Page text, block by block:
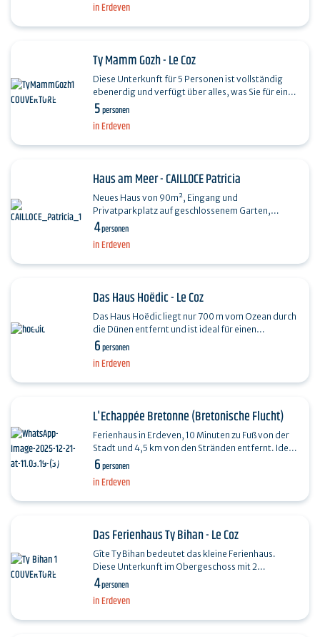
in Erdeven
in Erdeven
Ty Mamm Gozh - Le Coz
Diese Unterkunft für 5 Personen ist vollständig
ebenerdig und verfügt über alles, was Sie für einen
angenehmen und erholsamen Aufenthalt…
5personen
in Erdeven
Haus am Meer - CAILLOCE Patricia
Neues Haus von 90m², Eingang und
Privatparkplatz auf geschlossenem Garten,
Blumen, nicht zu übersehen. Wohnraum mit
direktem Zugang zur Südterrasse.…
4personen
in Erdeven
Das Haus Hoëdic - Le Coz
Das Haus Hoëdic liegt nur 700 m vom Ozean durch
die Dünen entfernt und ist ideal für einen
Aufenthalt mit der Familie oder mit Freunden. Es
bietet…
6personen
in Erdeven
L'Echappée Bretonne (Bretonische Flucht)
Ferienhaus in Erdeven, 10 Minuten zu Fuß von der
Stadt und 4,5 km von den Stränden entfernt. Ideal
für 6 Personen mit 1 Schlafzimmer mit Doppelbett
und…
6personen
in Erdeven
Das Ferienhaus Ty Bihan - Le Coz
Gîte Ty Bihan bedeutet das kleine Ferienhaus.
Diese Unterkunft im Obergeschoss mit 2
Schlafzimmern für 4 Personen ist mit sichtbaren
Steinen und einer…
4personen